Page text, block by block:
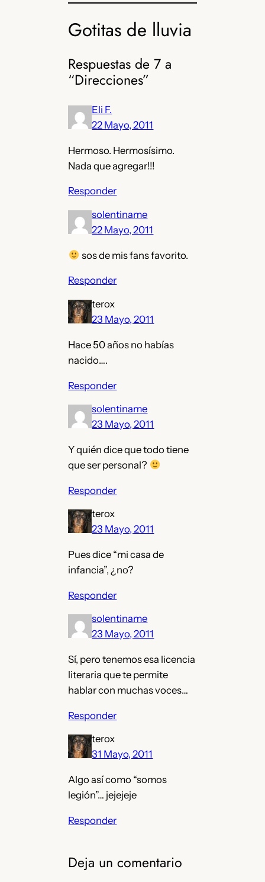
Gotitas de lluvia
Respuestas de 7 a
“Direcciones”
Eli F.
22 Mayo, 2011
Hermoso. Hermosísimo.
Nada que agregar!!!
Responder
solentiname
22 Mayo, 2011
sos de mis fans favorito.
Responder
terox
23 Mayo, 2011
Hace 50 años no habías
nacido….
Responder
solentiname
23 Mayo, 2011
Y quién dice que todo tiene
que ser personal?
Responder
terox
23 Mayo, 2011
Pues dice “mi casa de
infancia”, ¿no?
Responder
solentiname
23 Mayo, 2011
Sí, pero tenemos esa licencia
literaria que te permite
hablar con muchas voces…
Responder
terox
31 Mayo, 2011
Algo así como “somos
legión”… jejejeje
Responder
Deja un comentario